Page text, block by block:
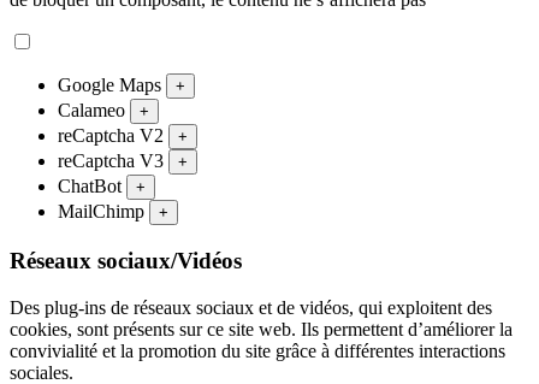
Google Maps +
Calameo +
reCaptcha V2 +
reCaptcha V3 +
ChatBot +
MailChimp +
Réseaux sociaux/Vidéos
Des plug-ins de réseaux sociaux et de vidéos, qui exploitent des
cookies, sont présents sur ce site web. Ils permettent d’améliorer la
convivialité et la promotion du site grâce à différentes interactions
sociales.